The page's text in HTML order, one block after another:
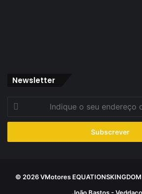
Newsletter
seu
de
© 2026 VMotores EQUATIONSKINGDOM